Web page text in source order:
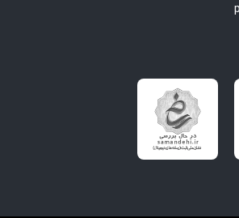
روان‌شناسی معتبر شیراز مشغول
به مراجعان خدمات روان‌شناختی
برندم و پلتفرم پزشکان خوب همکاری